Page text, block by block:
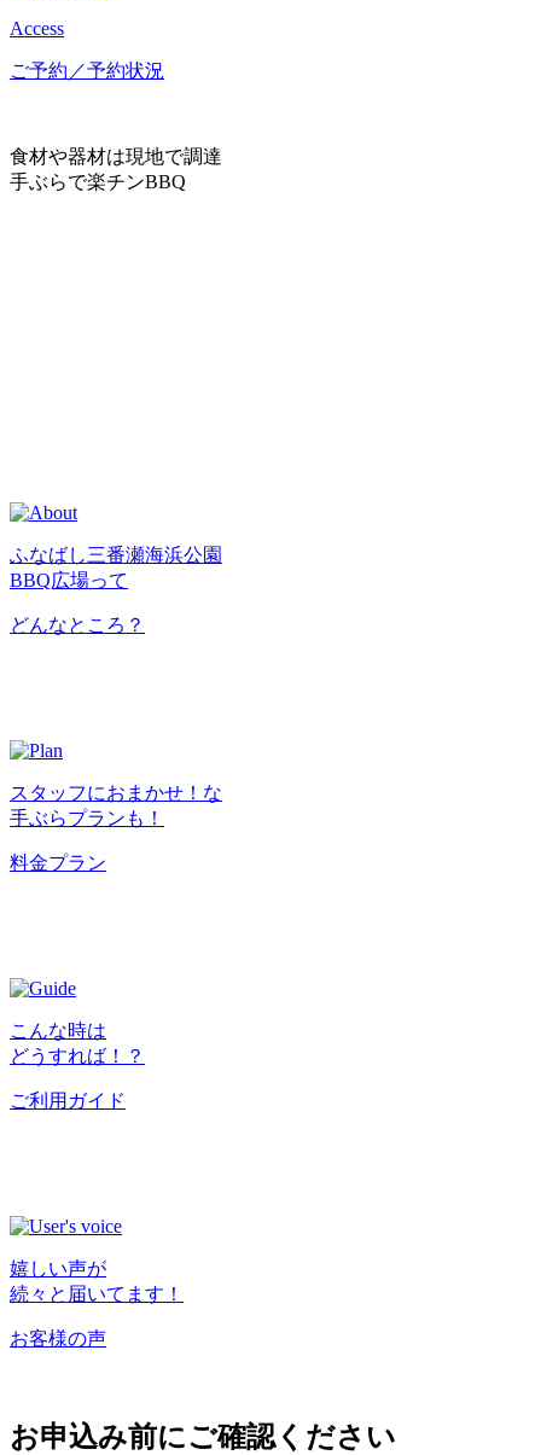
Access
ご予約／予約状況
食材や器材は現地で調達
手ぶらで楽チンBBQ
ふなばし三番瀬海浜公園
BBQ広場って
どんなところ？
スタッフにおまかせ！な
手ぶらプランも！
料金プラン
こんな時は
どうすれば！？
ご利用ガイド
嬉しい声が
続々と届いてます！
お客様の声
お申込み前にご確認ください